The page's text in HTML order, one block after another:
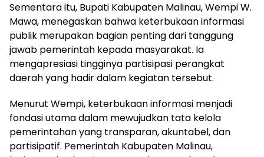
Sementara itu, Bupati Kabupaten Malinau, Wempi W.
Mawa, menegaskan bahwa keterbukaan informasi
publik merupakan bagian penting dari tanggung
jawab pemerintah kepada masyarakat. Ia
mengapresiasi tingginya partisipasi perangkat
daerah yang hadir dalam kegiatan tersebut.
Menurut Wempi, keterbukaan informasi menjadi
fondasi utama dalam mewujudkan tata kelola
pemerintahan yang transparan, akuntabel, dan
partisipatif. Pemerintah Kabupaten Malinau,